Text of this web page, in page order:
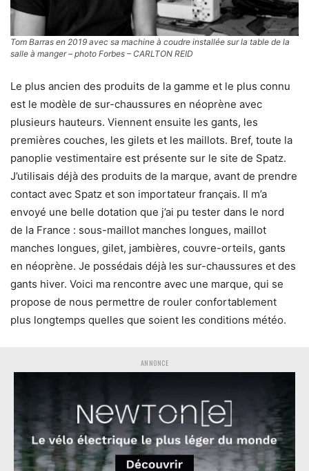
Tom Barras en 2019 avec sa machine à coudre installée sur la table de la
salle à manger – photo Forbes – CARLTON REID
Le plus ancien des produits de la gamme et le plus connu
est le modèle de sur-chaussures en néoprène avec
plusieurs hauteurs. Viennent ensuite les gants, les
premières couches, les gilets et les maillots. Bref, toute la
panoplie vestimentaire est présente sur le site de Spatz.
J’utilisais déjà des produits de la marque, avant de prendre
contact avec Spatz et son importateur français. Il m’a
envoyé une belle dotation que j’ai pu tester dans le nord
de la France : sous-maillot manches longues, maillot
manches longues, gilet, jambières, couvre-orteils, gants
en néoprène. Je possédais déjà les sur-chaussures et des
gants hiver. Voici ma rencontre avec une marque, qui se
propose de nous permettre de rouler confortablement
plus longtemps quelles que soient les conditions météo.
ANNONCE